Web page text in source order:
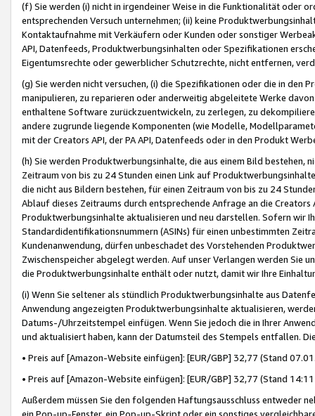
(f) Sie werden (i) nicht in irgendeiner Weise in die Funktionalität oder
entsprechenden Versuch unternehmen; (ii) keine
Kontaktaufnahme mit Verkäufern oder Kunden oder sonstiger
API, Datenfeeds, Produktwerbungsinhalten oder Spezifikationen
Eigentumsrechte oder gewerblicher Schutzrechte, nicht entfernen,
(g) Sie werden nicht versuchen, (i) die Spezifikationen oder die in
manipulieren, zu reparieren oder anderweitig abgeleitete Werke
enthaltene Software zurückzuentwickeln, zu zerlegen, zu
andere zugrunde liegende Komponenten (wie Modelle,
mit der Creators API, der PA API, Datenfeeds oder in den Produkt
(h) Sie werden Produktwerbungsinhalte, die aus einem Bild bestehen,
Zeitraum von bis zu 24 Stunden einen Link auf
die nicht aus Bildern bestehen, für einen Zeitraum von bis zu 24
Ablauf dieses Zeitraums durch entsprechende Anfrage an die
Produktwerbungsinhalte aktualisieren und neu darstellen. Sofern wir
Standardidentifikationsnummern (ASINs) für einen unbestimmten
Kundenanwendung, dürfen unbeschadet des Vorstehenden
Zwischenspeicher abgelegt werden. Auf unser Verlangen werden Sie
die Produktwerbungsinhalte enthält oder nutzt, damit wir Ihre
(i) Wenn Sie seltener als stündlich Produktwerbungsinhalte aus
Anwendung angezeigten Produktwerbungsinhalte aktualisieren,
Datums-/Uhrzeitstempel einfügen. Wenn Sie jedoch die in Ihrer
und aktualisiert haben, kann der Datumsteil des Stempels entfallen.
• Preis auf [Amazon-Website einfügen]: [EUR/GBP] 32,77 (Stand
• Preis auf [Amazon-Website einfügen]: [EUR/GBP] 32,77 (Stand
Außerdem müssen Sie den folgenden Haftungsausschluss entweder
ein Pop-up-Fenster, ein Pop-up-Skript oder ein sonstiges